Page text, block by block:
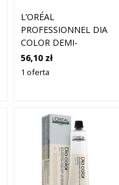
L’ORÉAL
PROFESSIONNEL DIA
COLOR DEMI-
PERMANENTNA
FARBA DO WŁOSÓW
56,10 zł
1 oferta